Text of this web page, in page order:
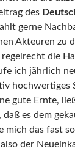
des
gerne
Akteuren zu
die
ich jährlich
hochwertiges
gute Ernte,
es dem
mich das fast
der